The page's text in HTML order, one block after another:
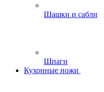
Шашки и сабли
Шпаги
Кухонные ножи